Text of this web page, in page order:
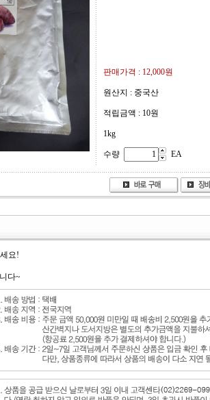
판매가격 : 12,000원
원산지 : 중국산
적립금액 : 10원
1kg
수량 EA
요!
다~